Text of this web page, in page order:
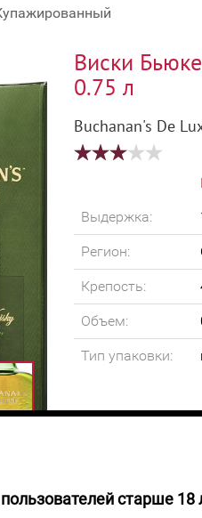
Виски
0.75 л
Buchanan's De
Выдержка:
Регион:
Крепость:
Объем:
Тип упаковки:
Во вкусе виски
старше 18